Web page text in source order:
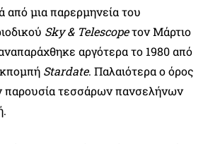
από μια παρερμηνεία του
Sky & Telescopeτον Μάρτιο
αργότερα το 1980 από
Stardate. Παλαιότερα ο όρος
παρουσία τεσσάρων πανσελήνων